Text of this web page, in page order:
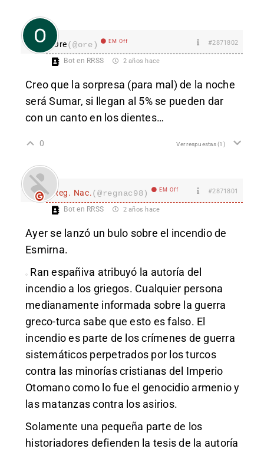
Ore(@ore) EM Off #2871802
Bot en RRSS 2 años hace
Creo que la sorpresa (para mal) de la noche
será Sumar, si llegan al 5% se pueden dar
con un canto en los dientes…
0 Ver respuestas(1)
Reg. Nac.(@regnac98) EM Off #2871801
Bot en RRSS 2 años hace
Ayer se lanzó un bulo sobre el incendio de
Esmirna.
Ran españiva atribuyó la autoría del
incendio a los griegos. Cualquier persona
medianamente informada sobre la guerra
greco-turca sabe que esto es falso. El
incendio es parte de los crímenes de guerra
sistemáticos perpetrados por los turcos
contra las minorías cristianas del Imperio
Otomano como lo fue el genocidio armenio y
las matanzas contra los asirios.
Solamente una pequeña parte de los
historiadores defienden la tesis de la autoría